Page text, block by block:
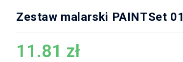
Zestaw malarski PAINTSet 01
11.81 zł